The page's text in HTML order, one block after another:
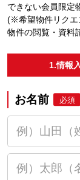
できない会員限定
(※希望物件リクエ
物件の閲覧・資料
1.情報
お名前 必須